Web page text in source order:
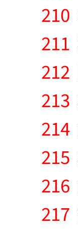
210
211
212
213
214
215
216
217